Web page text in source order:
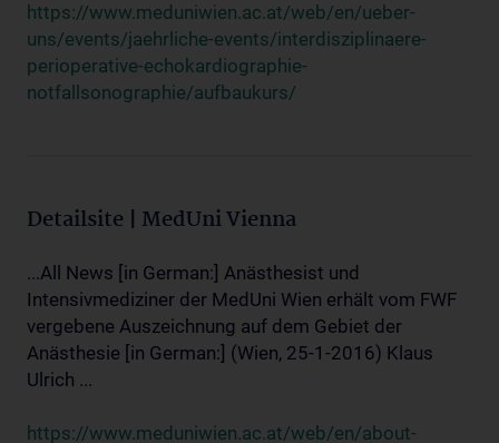
https://www.meduniwien.ac.at/web/en/ueber-
uns/events/jaehrliche-events/interdisziplinaere-
perioperative-echokardiographie-
notfallsonographie/aufbaukurs/
Detailsite | MedUni Vienna
...All News [in German:] Anästhesist und
Intensivmediziner der MedUni Wien erhält vom FWF
vergebene Auszeichnung auf dem Gebiet der
Anästhesie [in German:] (Wien, 25-1-2016) Klaus
Ulrich ...
https://www.meduniwien.ac.at/web/en/about-